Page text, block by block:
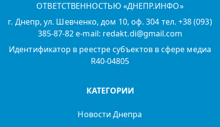
ОТВЕТСТВЕННОСТЬЮ «ДНЕПР.ИНФО»
г. Днепр, ул. Шевченко, дом 10, оф. 304 тел. +38 (093)
385-87-82 e-mail: redakt.di@gmail.com
Идентификатор в реестре субъектов в сфере медиа
R40-04805
КАТЕГОРИИ
Новости Днепра